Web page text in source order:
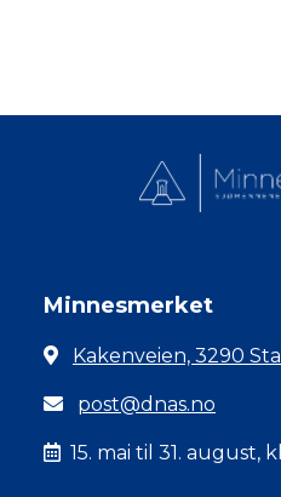
Minnesmerket
Kakenveien, 3290
post@dnas.no
15. mai til 31. august,